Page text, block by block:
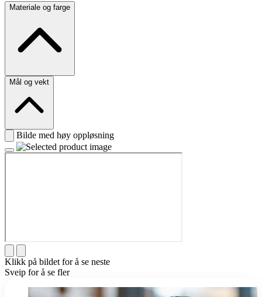
Materiale og farge
Mål og vekt
Bilde med høy oppløsning
Klikk på bildet for å se neste
Sveip for å se fler